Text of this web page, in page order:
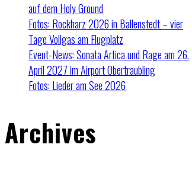
auf dem Holy Ground
Fotos: Rockharz 2026 in Ballenstedt – vier
Tage Vollgas am Flugplatz
Event-News: Sonata Artica und Rage am 26.
April 2027 im Airport Obertraubling
Fotos: Lieder am See 2026
Archives